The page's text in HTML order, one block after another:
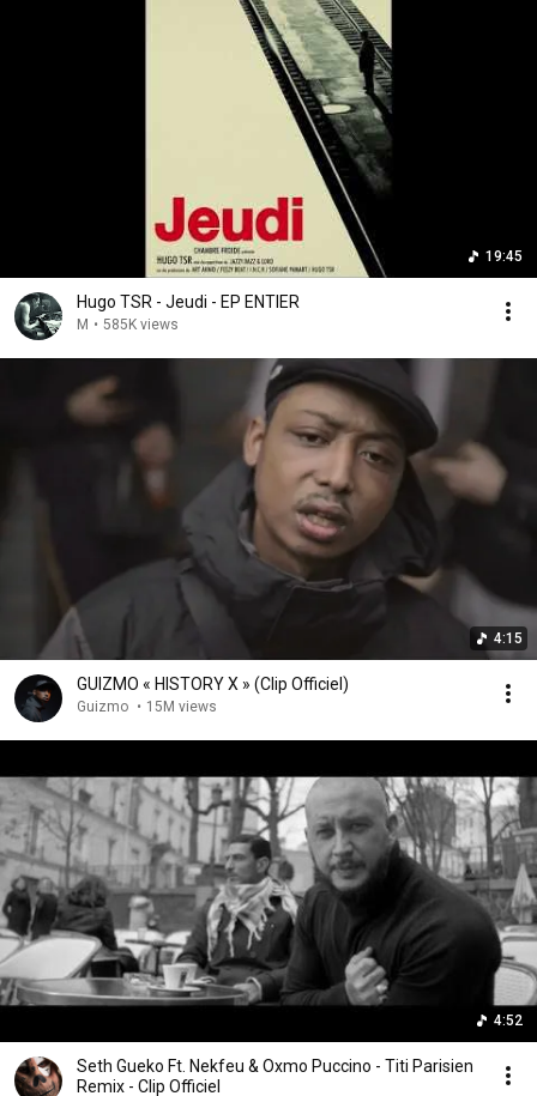
19:45
Hugo TSR - Jeudi - EP ENTIER
M • 585K views
4:15
GUIZMO « HISTORY X » (Clip Officiel)
Guizmo • 15M views
4:52
Seth Gueko Ft. Nekfeu & Oxmo Puccino - Titi Parisien
Remix - Clip Officiel